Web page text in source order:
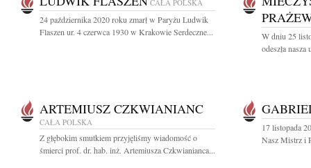
CAŁA POLSKA
24 października 2020 roku zmarł w Paryżu Ludwik
Flaszen ur. 4 czerwca 1930 w Krakowie Serdeczne...
W dniu 25
odeszła
ARTEMIUSZ CZKWIANIANC
CAŁA POLSKA
Z głębokim smutkiem przyjęliśmy wiadomość o
śmierci prof. dr. hab. inż. Artemiusza Czkwianianca...
17 listopada
Nasz Mistrz i